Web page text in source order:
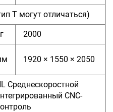
T могут отличаться)
2000
1920 × 1550 × 2050
Среднескоростной
CNC-